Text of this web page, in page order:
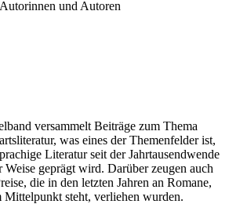
und Autoren
versammelt Beiträge zum Thema
was eines der Themenfelder ist,
Literatur seit der Jahrtausendwende
geprägt wird. Darüber zeugen auch
die in den letzten Jahren an Romane,
steht, verliehen wurden.